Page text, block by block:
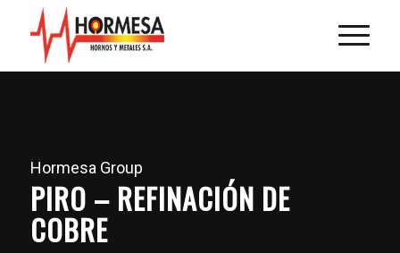
Hormesa Group
PIRO – REFINACIÓN DE
COBRE